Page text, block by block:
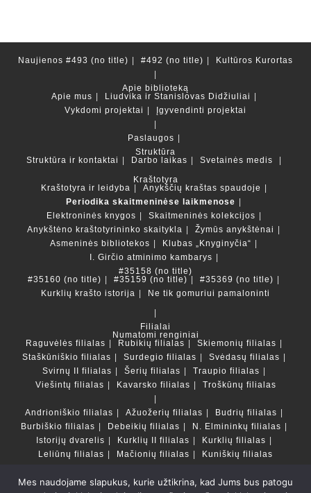
Naujienos #493 (no title) #492 (no title) Kultūros Kurortas
Apie biblioteką
Apie mus
Liudvika ir Stanislovas Didžiuliai
Vykdomi projektai
Įgyvendinti projektai
Paslaugos
Struktūra
Struktūra ir kontaktai
Darbo laikas
Svetainės medis
Kraštotyra
Kraštotyra ir leidyba
Anykščių kraštas spaudoje
Periodika skaitmeninėse laikmenose
Elektroninės knygos
Skaitmeninės kolekcijos
Anykštėno kraštotyrininko skaitykla
Žymūs anykštėnai
Asmeninės bibliotekos
Klubas „Knyginyčia“
I. Girčio atminimo kambarys
#35158 (no title)
#35160 (no title)
#35159 (no title)
#35369 (no title)
Kurklių krašto istorija
Ne tik gomuriui pamaloninti
Filialai
Numatomi renginiai
Raguvėlės filialas
Rubikių filialas
Skiemonių filialas
Staškūniškio filialas
Surdegio filialas
Svėdasų filialas
Svirnų II filialas
Šerių filialas
Traupio filialas
Viešintų filialas
Kavarsko filialas Troškūnų filialas
Andrioniškio filialas Ažuožerių filialas
Budrių filialas
Burbiškio filialas
Debeikių filialas
N. Elmininkų filialas
Istorijų dvarelis
Kurklių II filialas
Kurklių filialas
Leliūnų filialas
Mačionių filialas Kuniškių filialas
Duomenų bazės ir katalogai
Mes naudojame slapukus, kurie užtikrina, kad Jums bus patogu